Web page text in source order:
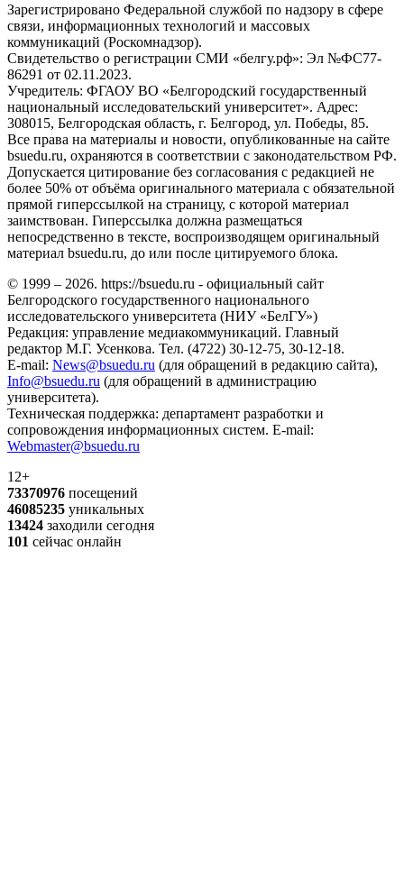
Зарегистрировано Федеральной службой по надзору в сфере
связи, информационных технологий и массовых
коммуникаций (Роскомнадзор).
Свидетельство о регистрации СМИ «белгу.рф»: Эл №ФС77-
86291 от 02.11.2023.
Учредитель: ФГАОУ ВО «Белгородский государственный
национальный исследовательский университет». Адрес:
308015, Белгородская область, г. Белгород, ул. Победы, 85.
Все права на материалы и новости, опубликованные на сайте
bsuedu.ru, охраняются в соответствии с законодательством РФ.
Допускается цитирование без согласования с редакцией не
более 50% от объёма оригинального материала с обязательной
прямой гиперссылкой на страницу, с которой материал
заимствован. Гиперссылка должна размещаться
непосредственно в тексте, воспроизводящем оригинальный
материал bsuedu.ru, до или после цитируемого блока.
© 1999 – 2026. https://bsuedu.ru - официальный сайт
Белгородского государственного национального
исследовательского университета (НИУ «БелГУ»)
Редакция: управление медиакоммуникаций. Главный
редактор М.Г. Усенкова. Тел. (4722) 30-12-75, 30-12-18.
E-mail: News@bsuedu.ru (для обращений в редакцию сайта),
Info@bsuedu.ru (для обращений в администрацию
университета).
Техническая поддержка: департамент разработки и
сопровождения информационных систем. E-mail:
Webmaster@bsuedu.ru
12+
73370976 посещений
46085235 уникальных
13424 заходили сегодня
101 сейчас онлайн